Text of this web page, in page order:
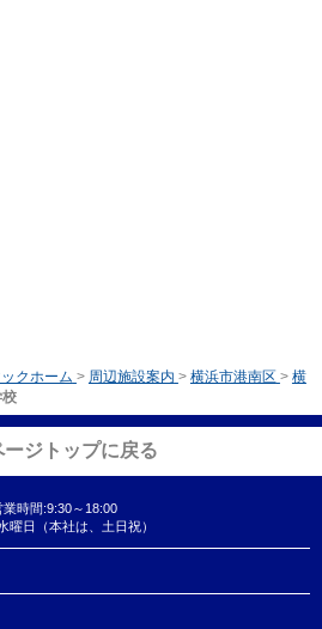
クホーム > 周辺施設案内 > 横浜市港南区 > 横
校
ージトップに戻る
業時間:9:30～18:00
曜日（本社は、土日祝）